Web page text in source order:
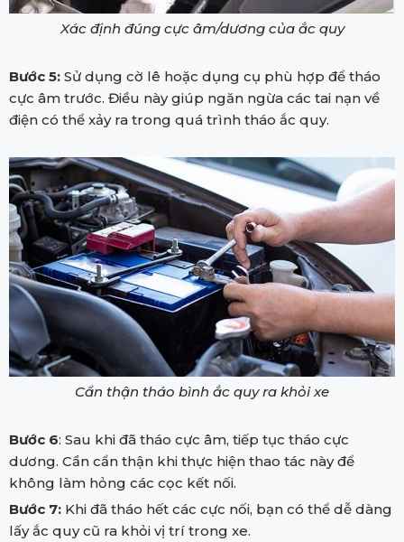
Xác định đúng cực âm/dương của ắc quy
Bước 5: Sử dụng cờ lê hoặc dụng cụ phù hợp để tháo
cực âm trước. Điều này giúp ngăn ngừa các tai nạn về
điện có thể xảy ra trong quá trình tháo ắc quy.
Cẩn thận tháo bình ắc quy ra khỏi xe
Bước 6: Sau khi đã tháo cực âm, tiếp tục tháo cực
dương. Cần cẩn thận khi thực hiện thao tác này để
không làm hỏng các cọc kết nối.
Bước 7: Khi đã tháo hết các cực nối, bạn có thể dễ dàng
lấy ắc quy cũ ra khỏi vị trí trong xe.